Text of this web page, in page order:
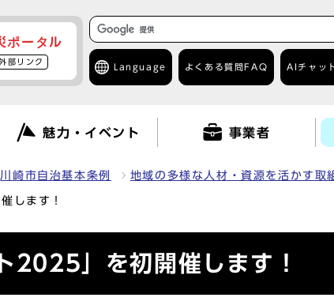
ポータル
部リンク
Language よくある質問 FAQ AIチャッ
魅力・イベント 事業者
川崎市自治基本条例 地域の多様な人材・資源を活かす取
します！
2025」を初開催します！